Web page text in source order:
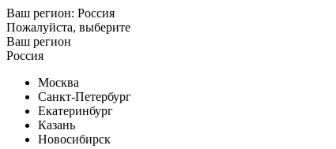
Ваш регион: Россия
Пожалуйста, выберите
Ваш регион
Россия
Москва
Санкт-Петербург
Екатеринбург
Казань
Новосибирск